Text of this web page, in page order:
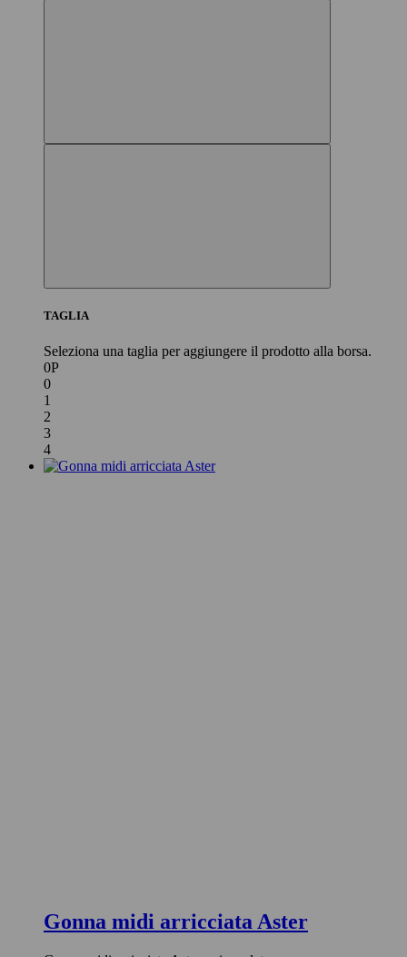
TAGLIA
Seleziona una taglia per aggiungere il prodotto alla borsa.
0P
0
1
2
3
4
Gonna midi arricciata Aster